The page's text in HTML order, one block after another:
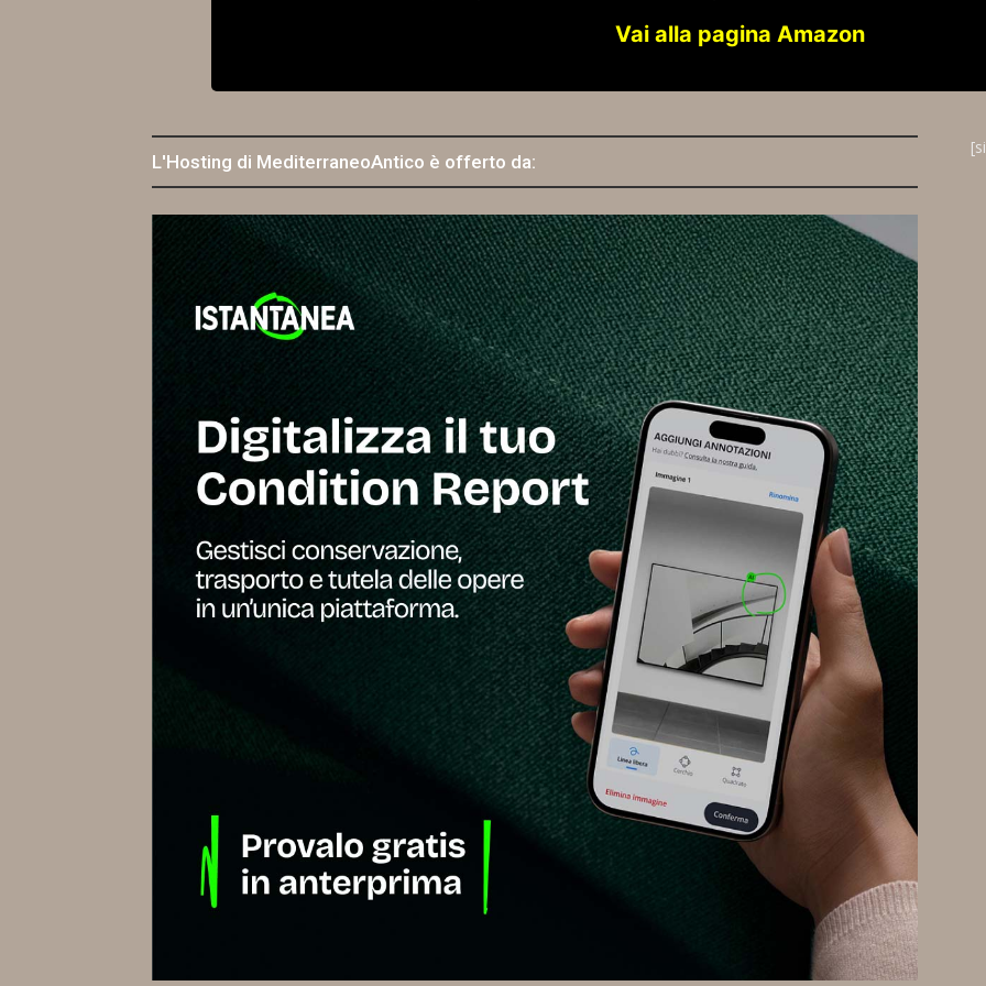
Vai alla pagina Amazon
L'Hosting di MediterraneoAntico è offerto da: